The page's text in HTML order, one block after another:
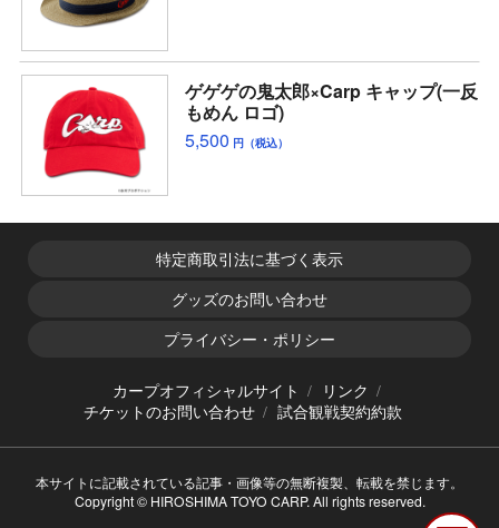
ゲゲゲの鬼太郎×Carp キャップ(一反
もめん ロゴ)
5,500 円（税込）
特定商取引法に基づく表示
グッズのお問い合わせ
プライバシー・ポリシー
カープオフィシャルサイト
リンク
チケットのお問い合わせ
試合観戦契約約款
本サイトに記載されている記事・画像等の無断複製、転載を禁じます。
Copyright © HIROSHIMA TOYO CARP. All rights reserved.